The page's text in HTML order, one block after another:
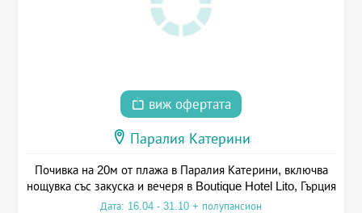
виж офертата
Паралия Катерини
Почивка на 20м от плажа в Паралия Катерини, включва
нощувка със закуска и вечеря в Boutique Hotel Lito, Гърция
Дата: 16.04 - 31.10 + полупансион